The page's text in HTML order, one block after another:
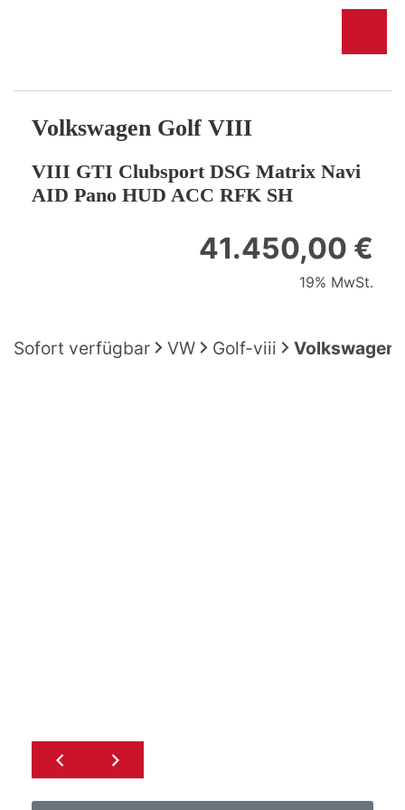
Volkswagen Golf VIII
VIII GTI Clubsport DSG Matrix Navi
AID Pano HUD ACC RFK SH
41.450,00 €
19% MwSt.
Sofort verfügbar VW Golf-viii Volkswagen